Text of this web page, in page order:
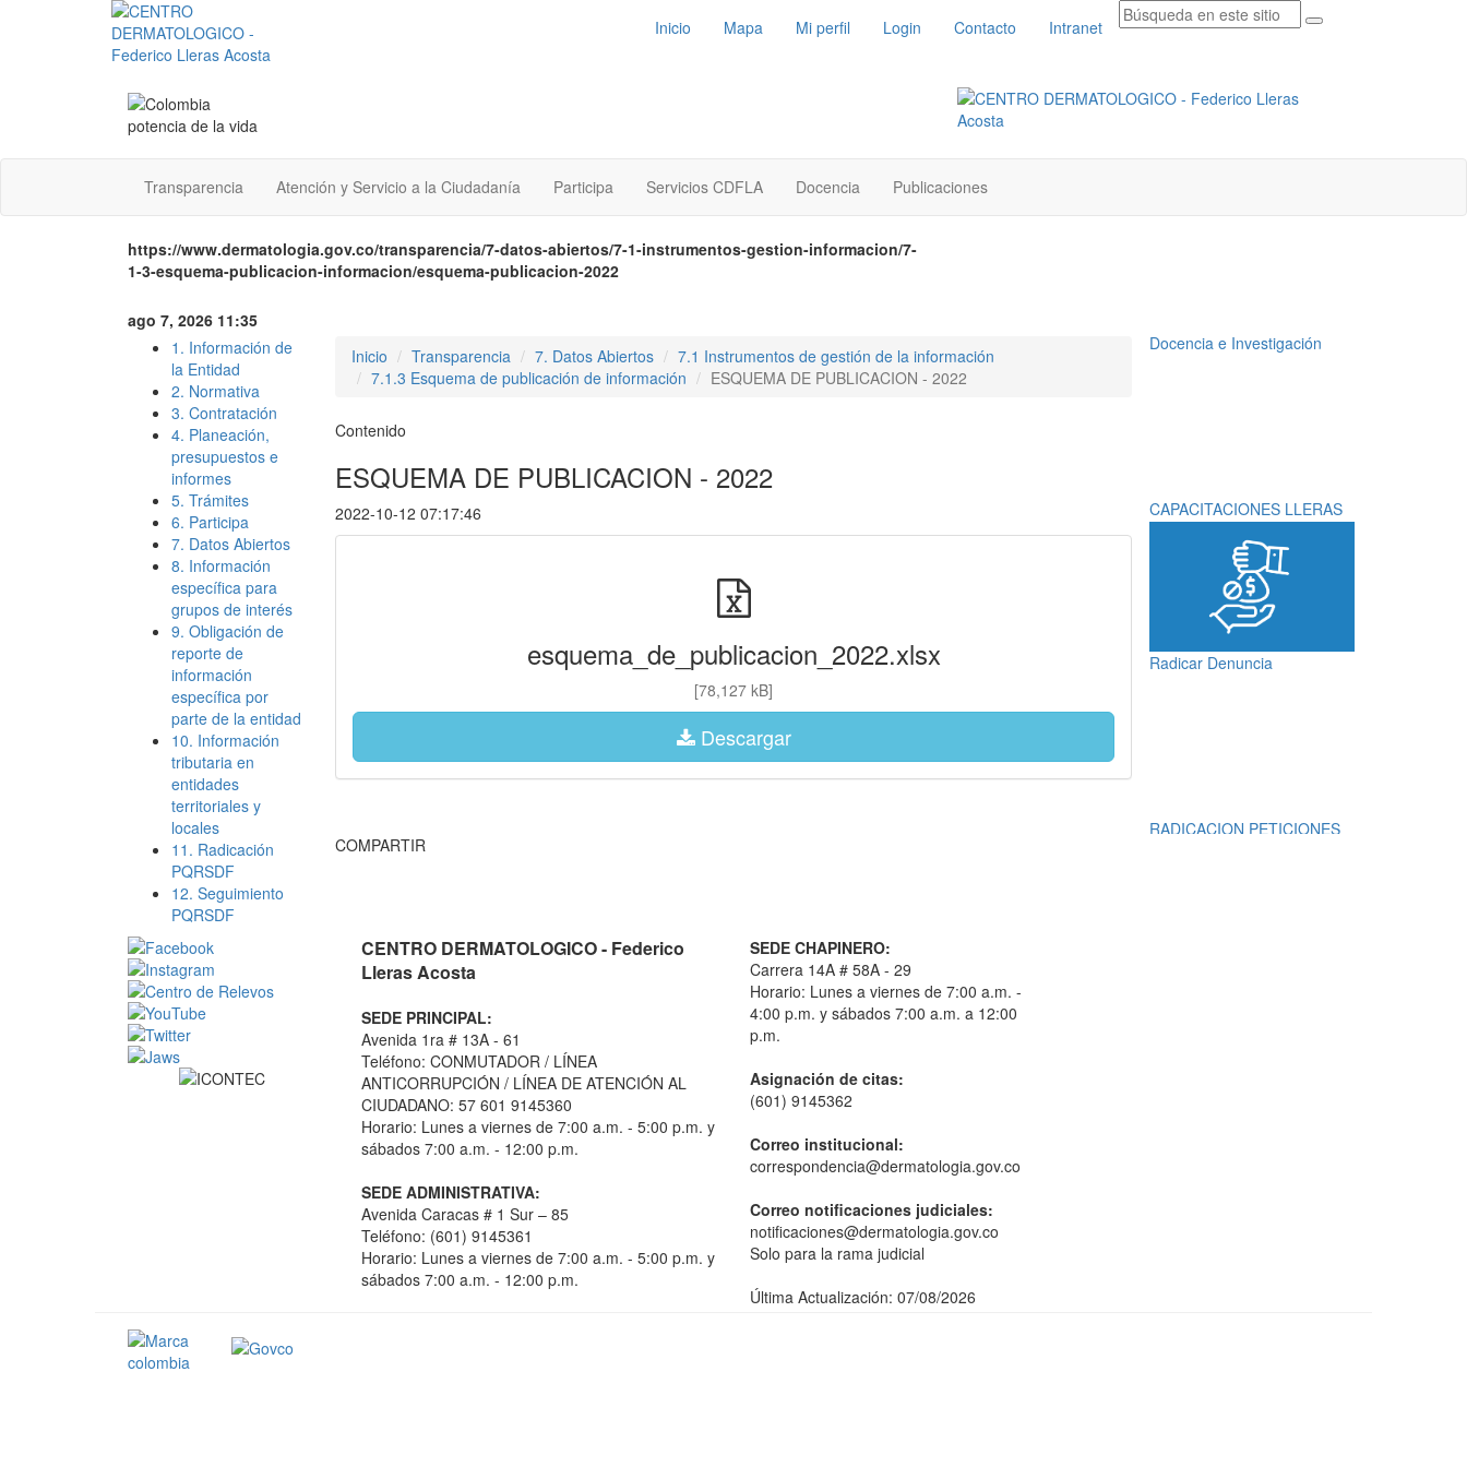
Inicio Mapa Mi perfil Login Contacto Intranet
Transparencia Atención y Servicio a la Ciudadanía Participa Servicios CDFLA Docencia Publicaciones
https://www.dermatologia.gov.co/transparencia/7-datos-abiertos/7-1-instrumentos-gestion-informacion/7-
1-3-esquema-publicacion-informacion/esquema-publicacion-2022
ago 7, 2026 11:35
1. Información de
la Entidad
2. Normativa
3. Contratación
4. Planeación,
presupuestos e
informes
5. Trámites
6. Participa
7. Datos Abiertos
8. Información
específica para
grupos de interés
9. Obligación de
reporte de
información
específica por
parte de la entidad
10. Información
tributaria en
entidades
territoriales y
locales
11. Radicación
PQRSDF
12. Seguimiento
PQRSDF
Inicio Transparencia 7. Datos Abiertos
7.1 Instrumentos de gestión de la información
7.1.3 Esquema de publicación de información
ESQUEMA DE PUBLICACION - 2022
Contenido
ESQUEMA DE PUBLICACION - 2022
2022-10-12 07:17:46
esquema_de_publicacion_2022.xlsx
[78,127 kB]
Descargar
COMPARTIR
RADICACION ORFEO
Docencia e Investigación
CAPACITACIONES LLERAS
Radicar Denuncia
RADICACION PETICIONES
CENTRO DERMATOLOGICO - Federico
Lleras Acosta
SEDE PRINCIPAL:
Avenida 1ra # 13A - 61
Teléfono: CONMUTADOR / LÍNEA
ANTICORRUPCIÓN / LÍNEA DE ATENCIÓN AL
CIUDADANO: 57 601 9145360
Horario: Lunes a viernes de 7:00 a.m. - 5:00 p.m. y
sábados 7:00 a.m. - 12:00 p.m.
SEDE ADMINISTRATIVA:
Avenida Caracas # 1 Sur – 85
Teléfono: (601) 9145361
Horario: Lunes a viernes de 7:00 a.m. - 5:00 p.m. y
sábados 7:00 a.m. - 12:00 p.m.
SEDE CHAPINERO:
Carrera 14A # 58A - 29
Horario: Lunes a viernes de 7:00 a.m. -
4:00 p.m. y sábados 7:00 a.m. a 12:00
p.m.
Asignación de citas:
(601) 9145362
Correo institucional:
correspondencia@dermatologia.gov.co
Correo notificaciones judiciales:
notificaciones@dermatologia.gov.co
Solo para la rama judicial
Última Actualización: 07/08/2026